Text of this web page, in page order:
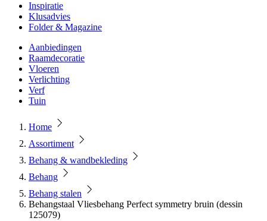
Inspiratie
Klusadvies
Folder & Magazine
Aanbiedingen
Raamdecoratie
Vloeren
Verlichting
Verf
Tuin
Home
Assortiment
Behang & wandbekleding
Behang
Behang stalen
Behangstaal Vliesbehang Perfect symmetry bruin (dessin
125079)